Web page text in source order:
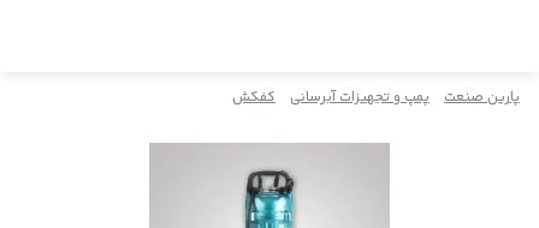
پارین صنعت پمپ و تجهیزات آبرسانی کفکش